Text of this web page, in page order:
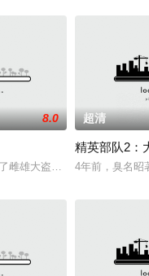
识，引起阿勇妒嫉，兄弟
8.0
雌雄大盗大虎和二凤来到
超清
精英部队2：
4年前，臭名昭